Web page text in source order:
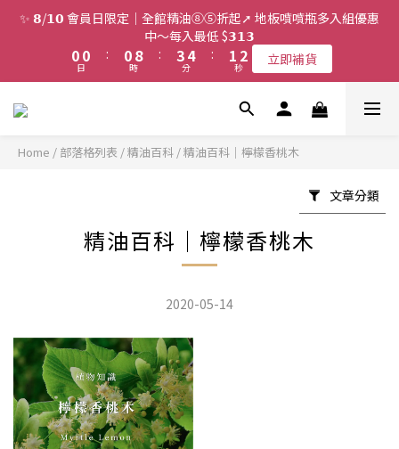
✨ 𝟴/𝟭𝟬 會員日限定｜全館精油⑧⑤折起➚ 地板噴噴瓶多入組優惠
中～每入最低 $𝟯𝟭𝟯
2
0
2
0
日
:
2
08
7
3
時
:
5
4
3
2
6
5
4
3
分
:
3
2
1
0
4
3
2
1
秒 立即補貨
Home / 部落格列表 /精油百科 /精油百科｜檸檬香桃木
文章分類
精油百科｜檸檬香桃木
2020-05-14